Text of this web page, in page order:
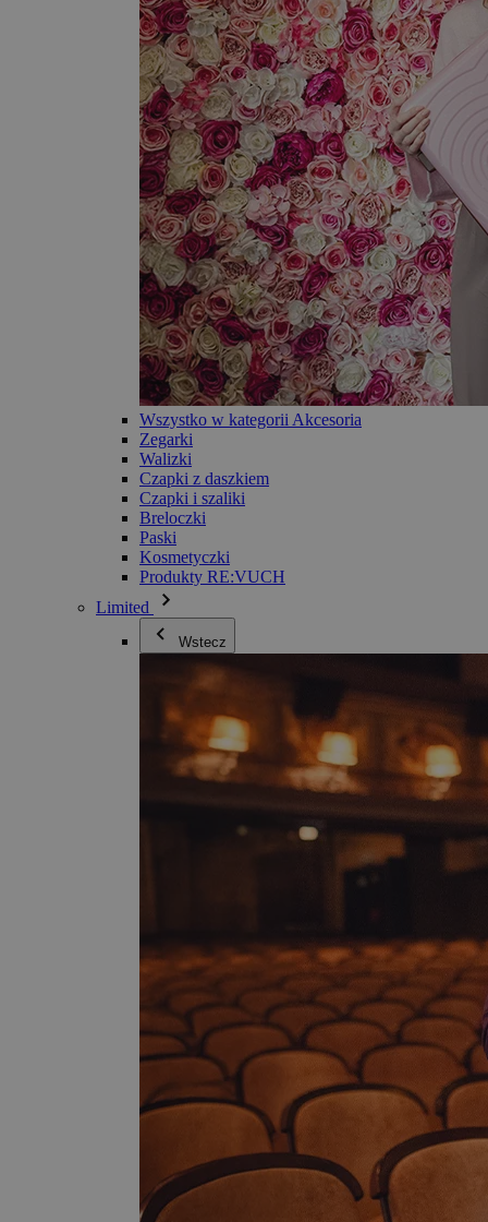
Wszystko w kategorii Akcesoria
Zegarki
Walizki
Czapki z daszkiem
Czapki i szaliki
Breloczki
Paski
Kosmetyczki
Produkty RE:VUCH
Limited
Wstecz